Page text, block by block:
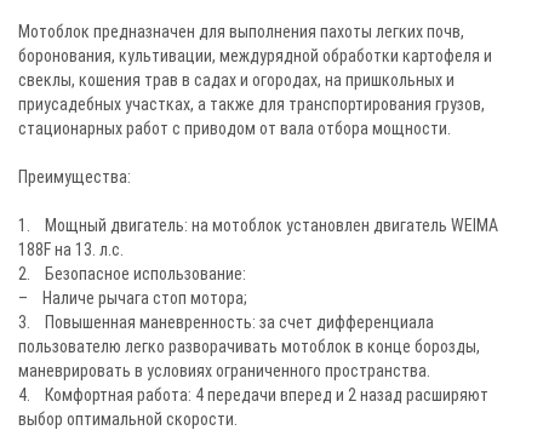
Мотоблок предназначен для выполнения пахоты легких почв,
боронования, культивации, междурядной обработки картофеля и
свеклы, кошения трав в садах и огородах, на пришкольных и
приусадебных участках, а также для транспортирования грузов,
стационарных работ с приводом от вала отбора мощности.
Преимущества:
1. Мощный двигатель: на мотоблок установлен двигатель WEIMA
188F на 13. л.с.
2. Безопасное использование:
– Наличе рычага стоп мотора;
3. Повышенная маневренность: за счет дифференциала
пользователю легко разворачивать мотоблок в конце борозды,
маневрировать в условиях ограниченного пространства.
4. Комфортная работа: 4 передачи вперед и 2 назад расширяют
выбор оптимальной скорости.